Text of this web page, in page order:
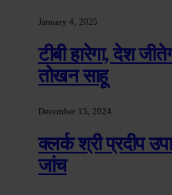
January 4, 2025
टीबी हारेगा, देश
तोखन साहू
December 15, 2024
क्लर्क श्री प्रदीप
जांच